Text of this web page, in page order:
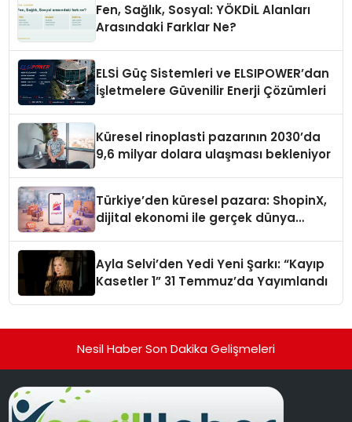
Fen, Sağlık, Sosyal: YÖKDİL Alanları
Arasındaki Farklar Ne?
ELSİ Güç Sistemleri ve ELSIPOWER’dan
İşletmelere Güvenilir Enerji Çözümleri
Küresel rinoplasti pazarının 2030’da
9,6 milyar dolara ulaşması bekleniyor
Türkiye’den küresel pazara: ShopinX,
dijital ekonomi ile gerçek dünya
Ayla Selvi’den Yedi Yeni Şarkı: “Kayıp
Kasetler 1” 31 Temmuz’da Yayımlandı
Nesil Haber Son Dakika Gelişmeleri